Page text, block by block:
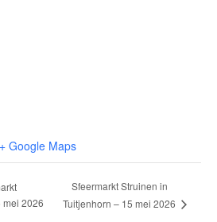
+ Google Maps
mei 2026
Sfeermarkt Struinen in
Tuitjenhorn – 15 mei 2026